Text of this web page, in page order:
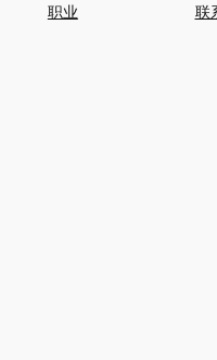
职业
联